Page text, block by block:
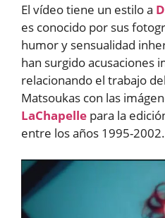
El vídeo tiene un estilo a
es conocido por sus
humor y sensualidad
han surgido acusaciones
relacionando el trabajo
Matsoukas con las
LaChapelle para la
entre los años 1995-2002.